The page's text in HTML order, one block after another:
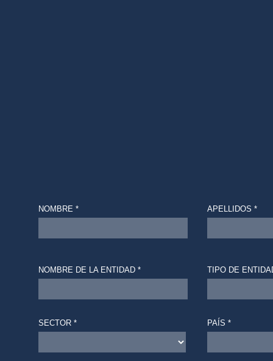
NOMBRE * APELLIDOS *
NOMBRE DE LA ENTIDAD * TIPO DE
SECTOR * PAÍS *